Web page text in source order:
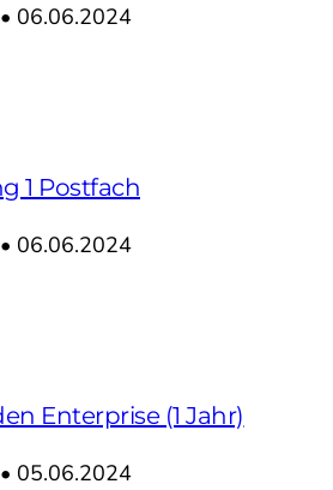
• 06.06.2024
1 Postfach
• 06.06.2024
Enterprise (1 Jahr)
• 05.06.2024